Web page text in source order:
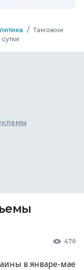
/ Таможни
476
в январе-мае